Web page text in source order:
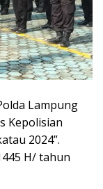
Lampung
Kepolisian
2024”.
H/ tahun